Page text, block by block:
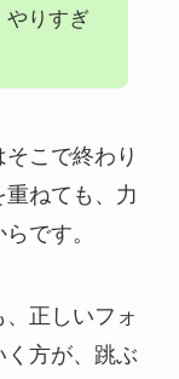
やりすぎ
こで終わり
ねても、力
です。
正しいフォ
方が、跳ぶ